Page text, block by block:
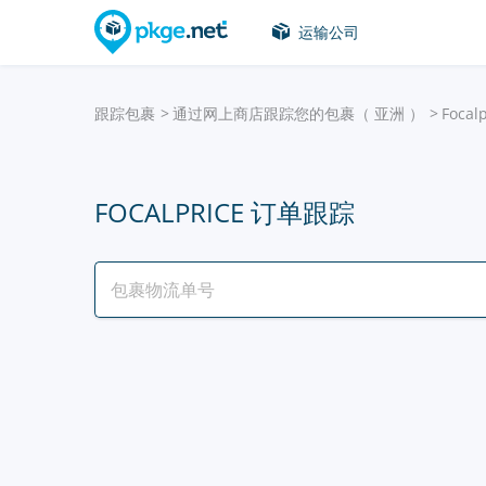
运输公司
跟踪包裹 通过网上商店跟踪您的包裹（ 亚洲 ）
FOCALPRICE 订单跟踪